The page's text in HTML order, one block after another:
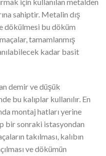
sahiptir. Metalin dış
dökülmesi bu döküm
tamamlanmış
kadar basit
demir ve düşük
bu kalıplar kullanılır. En
montaj hatları yerine
bir sonraki istasyondan
takılması, kalıbın
ve dökümün